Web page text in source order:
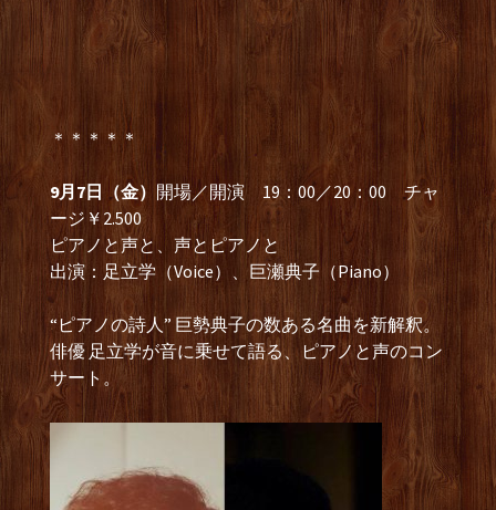
＊＊＊＊＊
9月7日（金） 開場／開演 19：00／20：00 チャ
ージ￥2.500
ピアノと声と、声とピアノと
出演：足立学（Voice）、巨瀬典子（Piano）
“ピアノの詩人” 巨勢典子の数ある名曲を新解釈。
俳優 足立学が音に乗せて語る、ピアノと声のコン
サート。